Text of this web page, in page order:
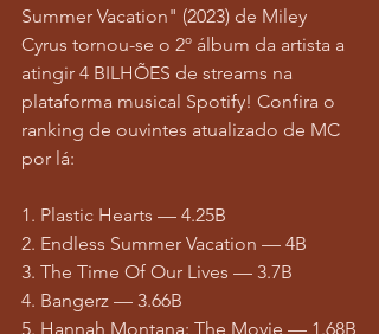
Summer Vacation" (2023) de Miley
Cyrus tornou-se o 2º álbum da artista a
atingir 4 BILHÕES de streams na
plataforma musical Spotify! Confira o
ranking de ouvintes atualizado de MC
por lá:
1. Plastic Hearts — 4.25B
2. Endless Summer Vacation — 4B
3. The Time Of Our Lives — 3.7B
4. Bangerz — 3.66B
5. Hannah Montana: The Movie — 1.68B